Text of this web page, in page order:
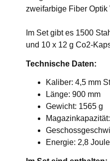
zweifarbige Fiber Optik
Im Set gibt es 1500
und 10 x 12 g Co2-
Technische Daten:
Kaliber: 4,5 mm
Länge: 900 mm
Gewicht: 1565 g
Energie: 2,8 Joule